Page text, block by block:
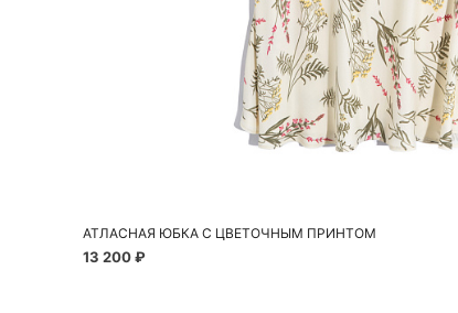
Добавить в корзину
S S M
АТЛАСНАЯ ЮБКА С ЦВЕТОЧНЫМ ПРИНТОМ
13 200 ₽